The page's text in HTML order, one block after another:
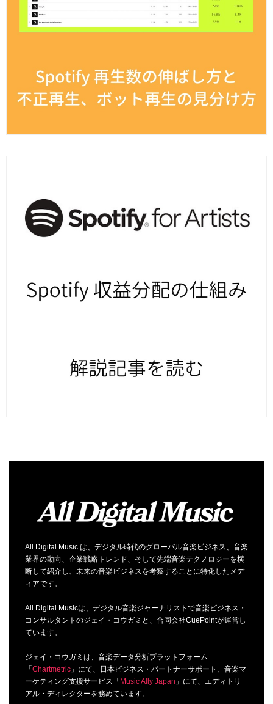
All Digital Music は、デジタル時代のグローバル音楽ビジネス、音楽
業界の動向、企業戦略トレンド、そして先端音楽テクノロジーを横
断して紹介し、未来の音楽ビジネスを考察することに特化したメデ
ィアです。
All Digital Musicは、デジタル音楽ジャーナリストで音楽ビジネス・
コンサルタントのジェイ・コウガミと、合同会社CuePointが運営し
ています。
ジェイ・コウガミは、音楽データ分析プラットフォーム
「 Chartmetric」にて、日本ビジネス・パートナーサポート、音楽マ
ーケティング支援サービス「 Music Ally Japan 」にて、エディトリ
アル・ディレクターを務めています。